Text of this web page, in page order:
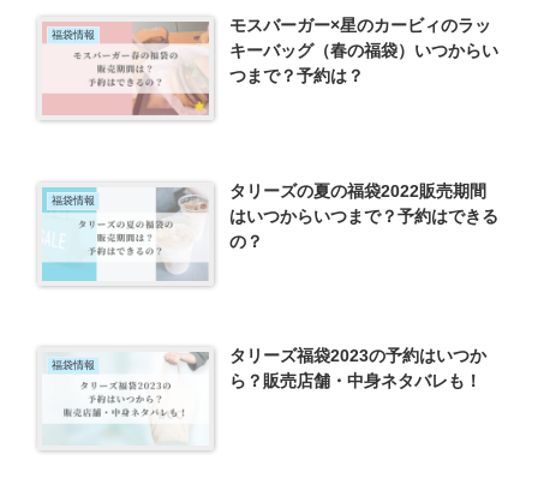
福袋情報
モスバーガー×星のカービィのラッ
キーバッグ（春の福袋）いつからい
つまで？予約は？
福袋情報
タリーズの夏の福袋2022販売期間
はいつからいつまで？予約はできる
の？
福袋情報
タリーズ福袋2023の予約はいつか
ら？販売店舗・中身ネタバレも！